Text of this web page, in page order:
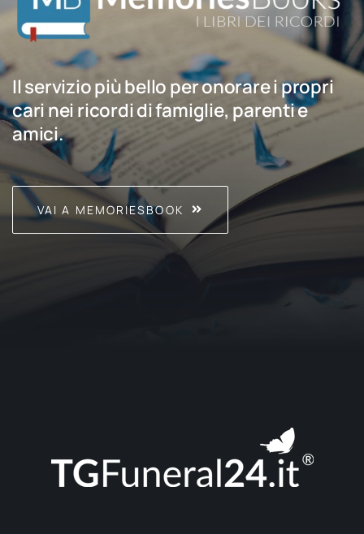
Il servizio più bello per onorare i propri
cari nei ricordi di famiglie, parenti e
amici.
VAI A MEMORIESBOOK